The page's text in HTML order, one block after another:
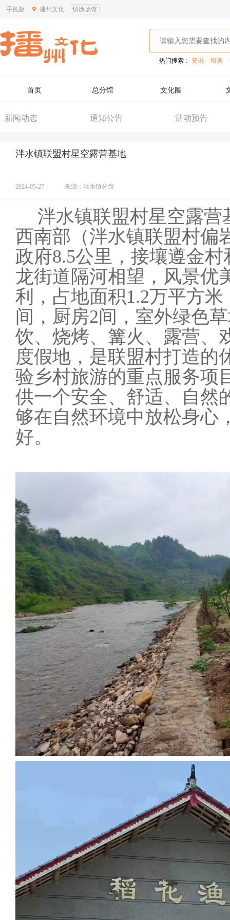
手机版 播州文化 切换场馆
热门搜索： 资讯 培训
首页 总分馆 文化圈
新闻动态 通知公告 活动预告
泮水镇联盟村星空露营基地
2024-05-27 来源：泮水镇分馆
泮水镇联盟村星空露
西南部（泮水镇联盟村偏
政府8.5公里，接壤遵金
龙街道隔河相望，风景优
利， 占地面积1.2万平方
间，厨房2间，室外绿色
饮、烧烤、篝火、露营、
度假地， 是联盟村打造的
验乡村旅游的重点服务项
供一个安全、舒适、自然
够在自然环境中放松身心
好。